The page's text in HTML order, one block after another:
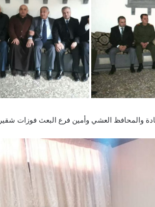
والمحافظ العشي وأمين فرع البعث فوزات شقير